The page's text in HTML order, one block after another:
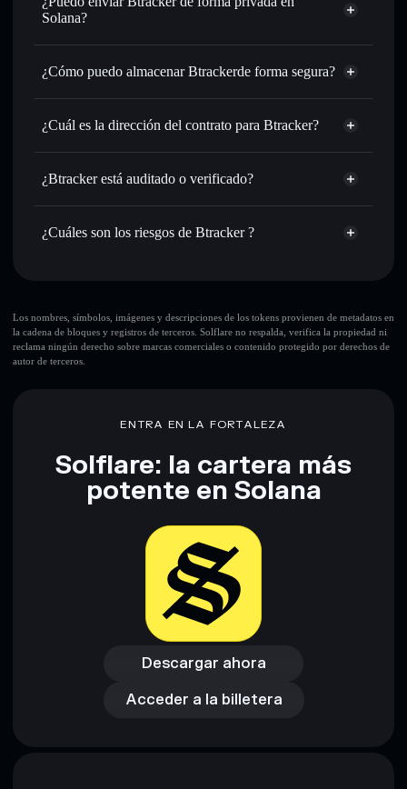
SOL, USDC o miles de otros tokens de Solana con
disponible
Establecer órdenes límite: automatizar las operaciones en
BTRACKER a lo largo del tiempo
Enviar de forma privada: transferir BTRACKER sin
privacidad integrado de Solflare
Hacer un seguimiento en tiempo real: monitorizar el
precio, volumen, capitalización de mercado y liquidez de
BTRACKER
Solana?
agregador de privacidad
Solflare
¿Cómo puedo almacenar Btrackerde forma segura?
Btracker
agregador de privacidad
¿Cuál es la dirección del contrato para Btracker?
Btracker
¿Btracker está auditado o verificado?
Btracker no está verificado actualmente
¿Cuáles son los riesgos de Btracker ?
Btracker
modificables
financiero. Investiga siempre por tu cuenta. Datos
Los nombres, símbolos, imágenes y descripciones de los tokens provienen de metadatos en
la cadena de bloques y registros de terceros. Solflare no respalda, verifica la propiedad ni
reclama ningún derecho sobre marcas comerciales o contenido protegido por derechos de
autor de terceros.
ENTRA EN LA FORTALEZA
Solflare: la cartera más
potente en Solana
Descargar ahora
Descargar ahora
Acceder a la billetera
Acceder a la billetera